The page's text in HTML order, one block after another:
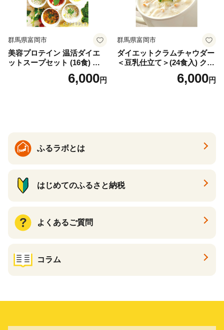
群馬県富岡市
美容プロテイン 温活ダイエ
ットスープセット (16食) 小
分け スープ 食べ比べ セット
詰合せ クラムチャウダー チ
6,000円
群馬県富岡市
ダイエットクラムチャウダー
＜豆乳仕立て＞(24食入) クラ
ムチャウダー 豆乳 ダイエッ
ト スープ プロテイン たんぱ
6,000円
ふるラボとは
はじめてのふるさと納税
よくあるご質問
コラム